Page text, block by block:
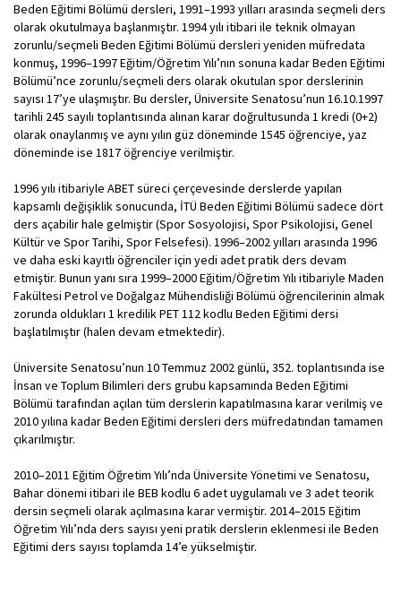
Beden Eğitimi Bölümü dersleri, 1991–1993 yılları arasında seçmeli ders
olarak okutulmaya başlanmıştır. 1994 yılı itibari ile teknik olmayan
zorunlu/seçmeli Beden Eğitimi Bölümü dersleri yeniden müfredata
konmuş, 1996–1997 Eğitim/Öğretim Yılı’nın sonuna kadar Beden Eğitimi
Bölümü’nce zorunlu/seçmeli ders olarak okutulan spor derslerinin
sayısı 17’ye ulaşmıştır. Bu dersler, Üniversite Senatosu’nun 16.10.1997
tarihli 245 sayılı toplantısında alınan karar doğrultusunda 1 kredi (0+2)
olarak onaylanmış ve aynı yılın güz döneminde 1545 öğrenciye, yaz
döneminde ise 1817 öğrenciye verilmiştir.
1996 yılı itibariyle ABET süreci çerçevesinde derslerde yapılan
kapsamlı değişiklik sonucunda, İTÜ Beden Eğitimi Bölümü sadece dört
ders açabilir hale gelmiştir (Spor Sosyolojisi, Spor Psikolojisi, Genel
Kültür ve Spor Tarihi, Spor Felsefesi). 1996–2002 yılları arasında 1996
ve daha eski kayıtlı öğrenciler için yedi adet pratik ders devam
etmiştir. Bunun yanı sıra 1999–2000 Eğitim/Öğretim Yılı itibariyle Maden
Fakültesi Petrol ve Doğalgaz Mühendisliği Bölümü öğrencilerinin almak
zorunda oldukları 1 kredilik PET 112 kodlu Beden Eğitimi dersi
başlatılmıştır (halen devam etmektedir).
Üniversite Senatosu’nun 10 Temmuz 2002 günlü, 352. toplantısında ise
İnsan ve Toplum Bilimleri ders grubu kapsamında Beden Eğitimi
Bölümü tarafından açılan tüm derslerin kapatılmasına karar verilmiş ve
2010 yılına kadar Beden Eğitimi dersleri ders müfredatından tamamen
çıkarılmıştır.
2010–2011 Eğitim Öğretim Yılı’nda Üniversite Yönetimi ve Senatosu,
Bahar dönemi itibari ile BEB kodlu 6 adet uygulamalı ve 3 adet teorik
dersin seçmeli olarak açılmasına karar vermiştir. 2014–2015 Eğitim
Öğretim Yılı’nda ders sayısı yeni pratik derslerin eklenmesi ile Beden
Eğitimi ders sayısı toplamda 14’e yükselmiştir.